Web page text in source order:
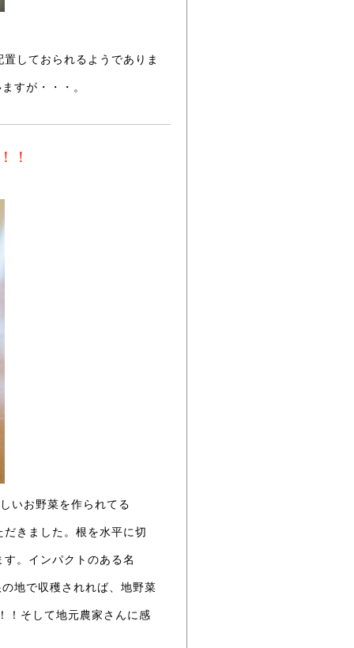
しておられるようでありま
すが・・・。
！
いお野菜を作られてる
きました。根を水平に切
。インパクトのある名
地で収穫されれば、地野菜
！そして地元農家さんに感